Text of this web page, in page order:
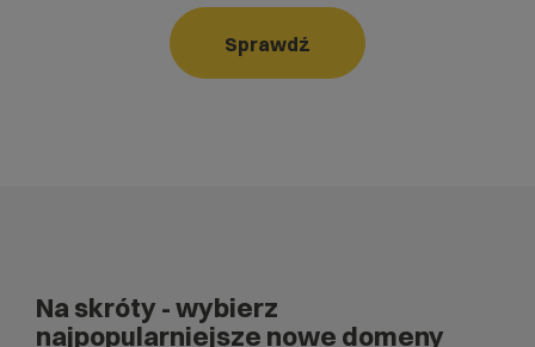
Sprawdź
Na skróty - wybierz
najpopularniejsze nowe domeny